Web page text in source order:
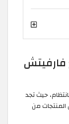
حيث تجد
من